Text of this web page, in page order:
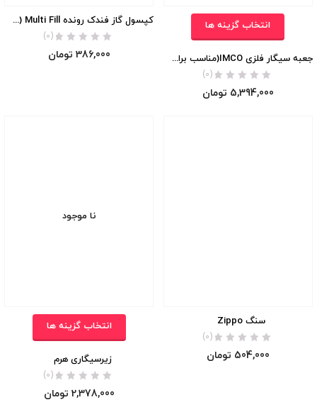
انتخاب گزینه ها
جعبه سیگار فلزی IMCO(مناسب برای سایز رگولار) اورجینال
(0)
5,394,000 تومان
کپسول گاز فندک رونده Multi Fill (بدون بو 125ml)
(0)
386,000 تومان
سنگ Zippo
(0)
504,000 تومان
نا موجود
انتخاب گزینه ها
زیرسیگاری هرم
(0)
2,378,000 تومان